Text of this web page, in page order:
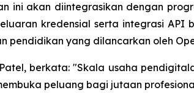
ini akan diintegrasikan dengan
kredensial serta integrasi
pendidikan yang dilancarkan oleh
berkata: "Skala usaha
peluang bagi jutaan